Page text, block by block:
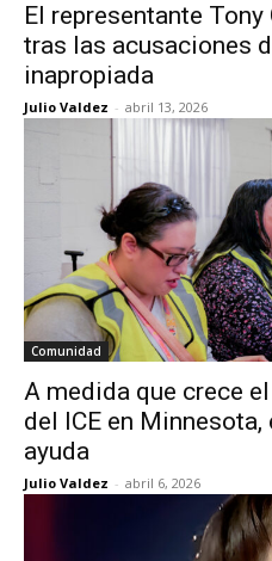
El representante
tras las acusaciones
inapropiada
Julio Valdez - abril 13, 2026
Comunidad
A medida que crece
del ICE en Minnesota,
ayuda
Julio Valdez - abril 6, 2026